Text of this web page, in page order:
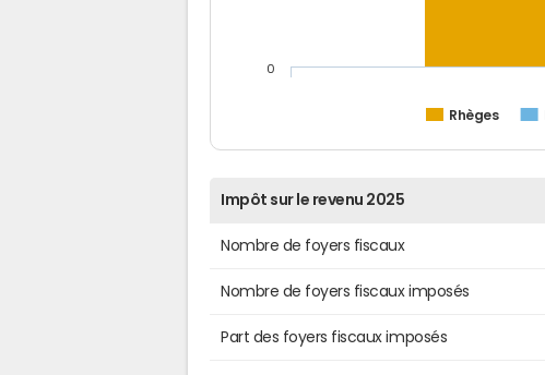
Rhèges
0
Impôt sur le revenu 2025
Nombre de foyers fiscaux
Nombre de foyers fiscaux imposés
Part des foyers fiscaux imposés